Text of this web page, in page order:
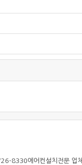
8330에어컨설치전문 업